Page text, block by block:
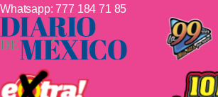
Whatsapp:777 184 71 85